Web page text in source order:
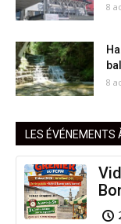
8
8
LES ÉVÉNEMENTS